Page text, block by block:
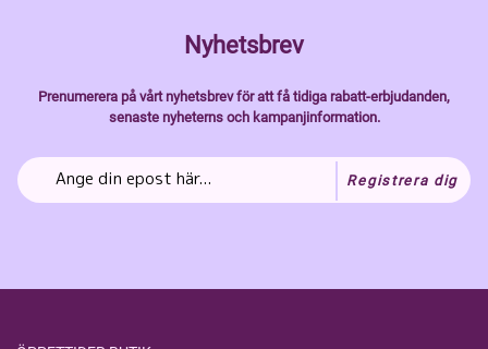
Nyhetsbrev
Prenumerera på vårt nyhetsbrev för att få tidiga rabatt-erbjudanden,
senaste nyheterns och kampanjinformation.
Registrera dig